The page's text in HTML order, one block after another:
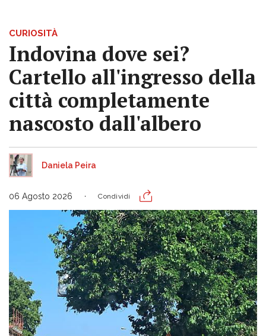
CURIOSITÀ
Indovina dove sei?
Cartello all'ingresso della
città completamente
nascosto dall'albero
Daniela Peira
06 Agosto 2026 Condividi